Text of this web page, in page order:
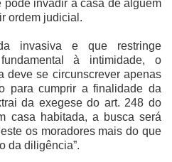
invadir a casa de alguém
ordem judicial.
invasiva e que restringe
à intimidade, o
deve se circunscrever apenas
para cumprir a finalidade da
da exegese do art. 248 do
casa habitada, a busca será
os moradores mais do que
da diligência”.